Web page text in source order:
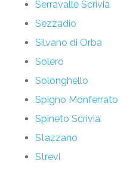
Serravalle Scrivia
Sezzadio
Silvano di Orba
Solero
Solonghello
Spigno Monferrato
Spineto Scrivia
Stazzano
Strevi